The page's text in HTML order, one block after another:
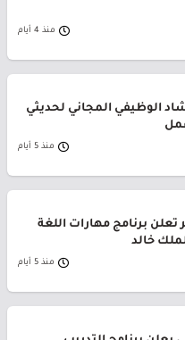
منذ 4 أيام
الوظيفي المجاني لحديثي
منذ 5 أيام
برنامج مهارات اللغة
خالد
منذ 5 أيام